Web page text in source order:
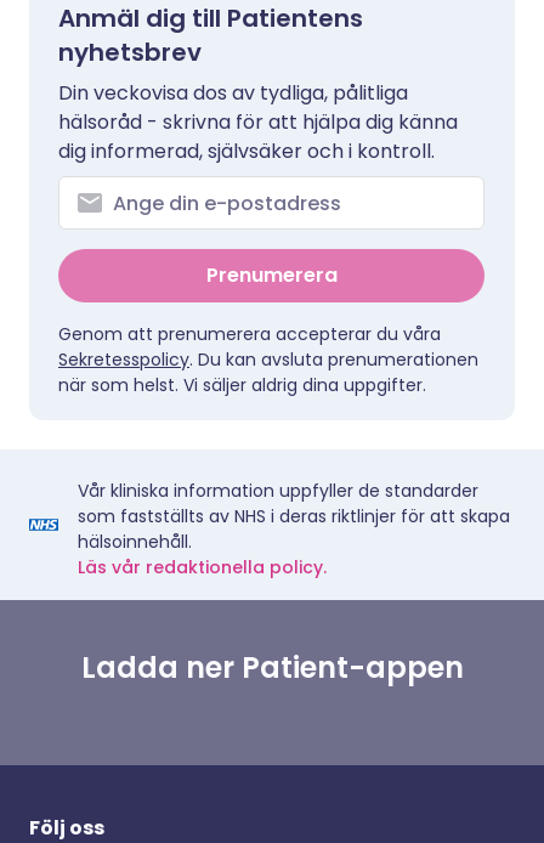
Anmäl dig till Patientens
nyhetsbrev
Din veckovisa dos av tydliga, pålitliga
hälsoråd - skrivna för att hjälpa dig känna
dig informerad, självsäker och i kontroll.
Prenumerera
Genom att prenumerera accepterar du våra
Sekretesspolicy. Du kan avsluta prenumerationen
när som helst. Vi säljer aldrig dina uppgifter.
Vår kliniska information uppfyller de standarder
som fastställts av NHS i deras riktlinjer för att skapa
hälsoinnehåll.
Läs vår redaktionella policy.
Ladda ner Patient-appen
Följ oss